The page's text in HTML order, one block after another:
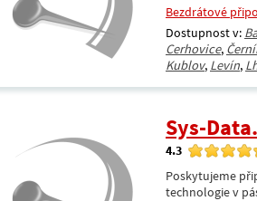
Bezdrátové
Dostupnost v:
Cerhovice,
Kublov, Levín,
Sys-
4.3
Poskytujeme
technologie v